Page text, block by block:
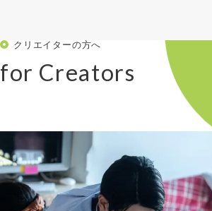
クリエイターの方へ
for Creators